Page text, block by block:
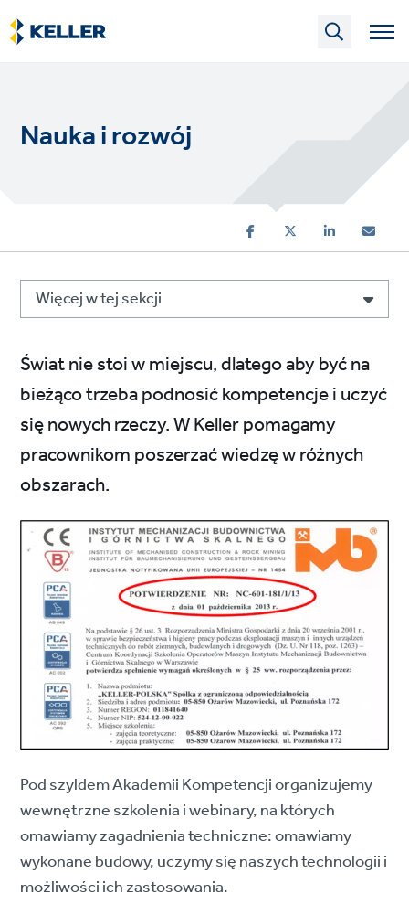
Skip
to
main
Nauka i rozwój
Więcej w tej sekcji
Świat nie stoi w miejscu, dlatego aby być na
bieżąco trzeba podnosić kompetencje i uczyć
się nowych rzeczy. W Keller pomagamy
pracownikom poszerzać wiedzę w różnych
obszarach.
Pod szyldem Akademii Kompetencji organizujemy
wewnętrzne szkolenia i webinary, na których
omawiamy zagadnienia techniczne: omawiamy
wykonane budowy, uczymy się naszych technologii i
możliwości ich zastosowania.